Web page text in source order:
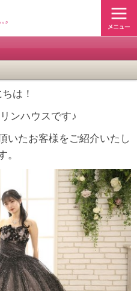
は！
ンハウスです♪
いたお客様をご紹介いたし
。